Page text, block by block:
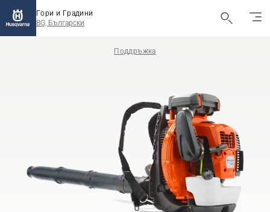
Гори и Градини
BG, Български
Поддръжка